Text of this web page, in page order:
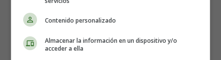
Colorear cumpleaños 09
Lámina para imprimir y colorear para los
Contenido personalizado
Almacenar la información en un dispositivo y/o
acceder a ella